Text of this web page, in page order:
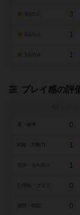
3
1
1
プレイ感の評
0
戦略・判断力 1
1
0
0